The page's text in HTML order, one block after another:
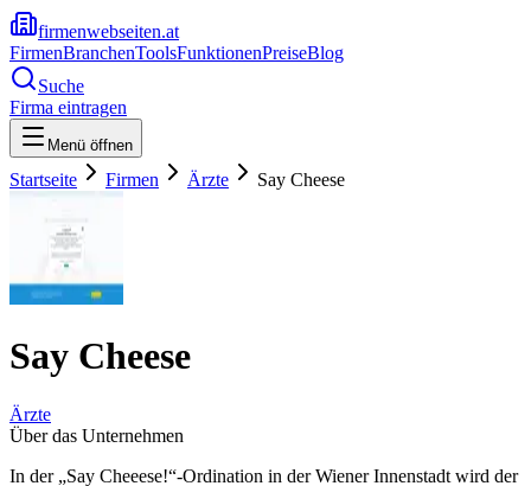
firmenwebseiten.at
FirmenBranchenToolsFunktionenPreiseBlog
Suche
Firma eintragen
Menü öffnen
Startseite Firmen Ärzte Say Cheese
Say Cheese
Ärzte
Über das Unternehmen
In der „Say Cheeese!“-Ordination in der Wiener Innenstadt wird der